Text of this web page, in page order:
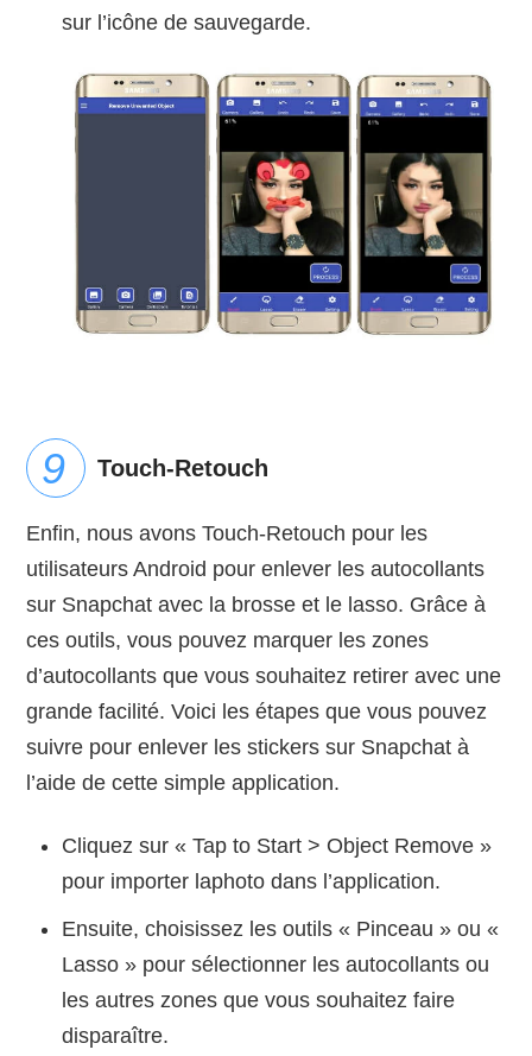
sur l’icône de sauvegarde.
Touch-Retouch
Enfin, nous avons Touch-Retouch pour les
utilisateurs Android pour enlever les autocollants
sur Snapchat avec la brosse et le lasso. Grâce à
ces outils, vous pouvez marquer les zones
d’autocollants que vous souhaitez retirer avec une
grande facilité. Voici les étapes que vous pouvez
suivre pour enlever les stickers sur Snapchat à
l’aide de cette simple application.
Cliquez sur « Tap to Start > Object Remove »
pour importer laphoto dans l’application.
Ensuite, choisissez les outils « Pinceau » ou «
Lasso » pour sélectionner les autocollants ou
les autres zones que vous souhaitez faire
disparaître.